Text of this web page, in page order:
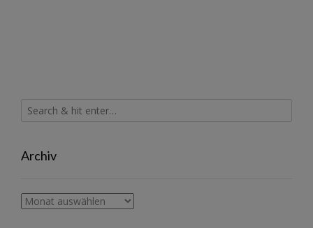
Archiv
Archiv